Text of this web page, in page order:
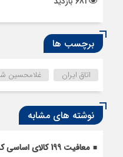
برچسب ها
اتاق ایران غلامحسین
نوشته های مشابه
معافیت 199